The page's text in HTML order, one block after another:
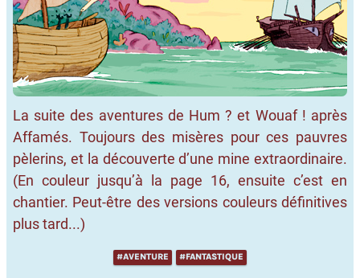
La suite des aventures de Hum ? et Wouaf ! après
Affamés. Toujours des misères pour ces pauvres
pèlerins, et la découverte d’une mine extraordinaire.
(En couleur jusqu’à la page 16, ensuite c’est en
chantier. Peut-être des versions couleurs définitives
plus tard...)
#AVENTURE #FANTASTIQUE